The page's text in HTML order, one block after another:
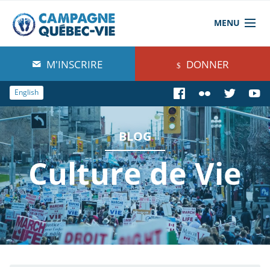
MENU
À propos de nous
Blog
Comprendre
Agir
Boutique
M'INSCRIRE DONNER
English
BLOG
Culture de Vie